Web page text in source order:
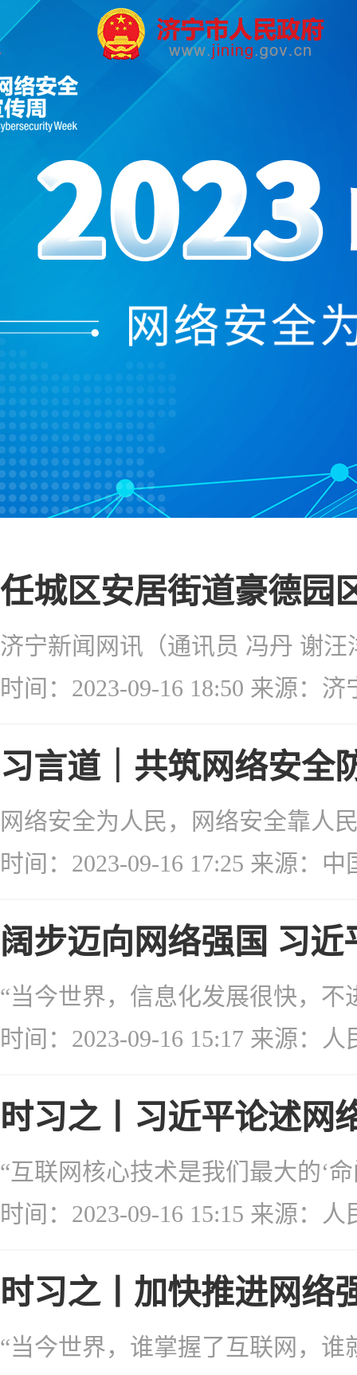
任城区安居街道豪德园
时间：2023-09-16 18:50 来源：
习言道｜共筑网络安全
时间：2023-09-16 17:25 来源：中
阔步迈向网络强国 习近
时间：2023-09-16 15:17 来源：
时习之丨习近平论述网
时间：2023-09-16 15:15 来源：
时习之丨加快推进网络